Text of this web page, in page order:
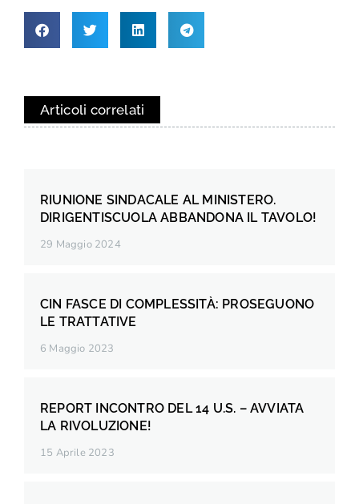
Articoli correlati
RIUNIONE SINDACALE AL MINISTERO.
DIRIGENTISCUOLA ABBANDONA IL TAVOLO!
29 Maggio 2024
CIN FASCE DI COMPLESSITÀ: PROSEGUONO
LE TRATTATIVE
6 Maggio 2023
REPORT INCONTRO DEL 14 U.S. – AVVIATA
LA RIVOLUZIONE!
15 Aprile 2023